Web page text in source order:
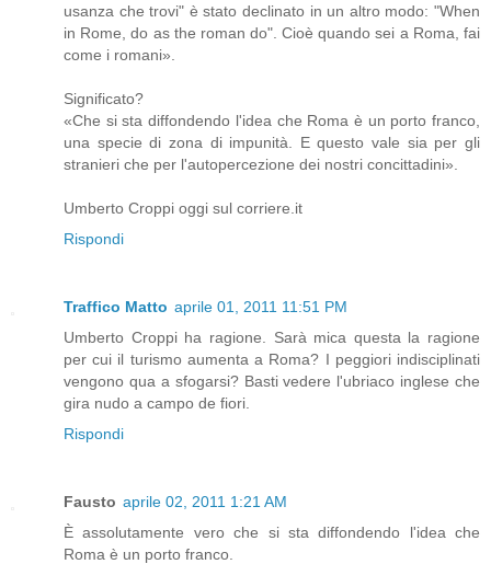
usanza che trovi" è stato declinato in un altro modo: "When
in Rome, do as the roman do". Cioè quando sei a Roma, fai
come i romani».
Significato?
«Che si sta diffondendo l'idea che Roma è un porto franco,
una specie di zona di impunità. E questo vale sia per gli
stranieri che per l'autopercezione dei nostri concittadini».
Umberto Croppi oggi sul corriere.it
Rispondi
Traffico Matto aprile 01, 2011 11:51 PM
Umberto Croppi ha ragione. Sarà mica questa la ragione
per cui il turismo aumenta a Roma? I peggiori indisciplinati
vengono qua a sfogarsi? Basti vedere l'ubriaco inglese che
gira nudo a campo de fiori.
Rispondi
Fausto aprile 02, 2011 1:21 AM
È assolutamente vero che si sta diffondendo l'idea che
Roma è un porto franco.